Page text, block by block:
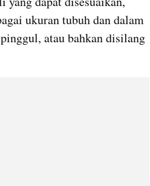
ukuran tubuh dan dalam
atau bahkan disilang